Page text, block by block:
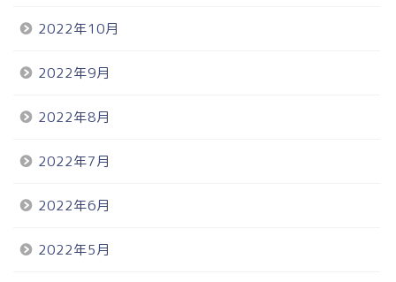
2022年10月
2022年9月
2022年8月
2022年7月
2022年6月
2022年5月